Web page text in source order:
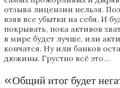
отзыва лицензии нельзя.
взяв все убытки на себя. И
покрывать, пока активов
в мире будет лучше, или
кончатся. Ну или банков
дюжины. Грустно всё это…
«Общий итог будет